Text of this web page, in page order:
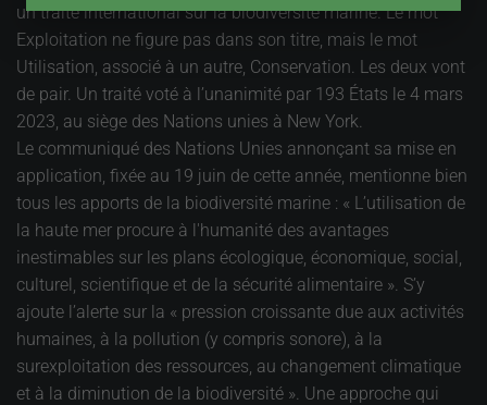
un traité international sur la biodiversité marine. Le mot
Exploitation ne figure pas dans son titre, mais le mot
Utilisation, associé à un autre, Conservation. Les deux vont
de pair. Un traité voté à l’unanimité par 193 États le 4 mars
2023, au siège des Nations unies à New York.
Le communiqué des Nations Unies annonçant sa mise en
application, fixée au 19 juin de cette année, mentionne bien
tous les apports de la biodiversité marine : « L’utilisation de
la haute mer procure à l'humanité des avantages
inestimables sur les plans écologique, économique, social,
culturel, scientifique et de la sécurité alimentaire ». S’y
ajoute l’alerte sur la « pression croissante due aux activités
humaines, à la pollution (y compris sonore), à la
surexploitation des ressources, au changement climatique
et à la diminution de la biodiversité ». Une approche qui